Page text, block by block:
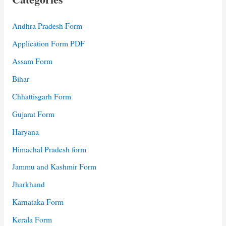
Andhra Pradesh Form
Application Form PDF
Assam Form
Bihar
Chhattisgarh Form
Gujarat Form
Haryana
Himachal Pradesh form
Jammu and Kashmir Form
Jharkhand
Karnataka Form
Kerala Form